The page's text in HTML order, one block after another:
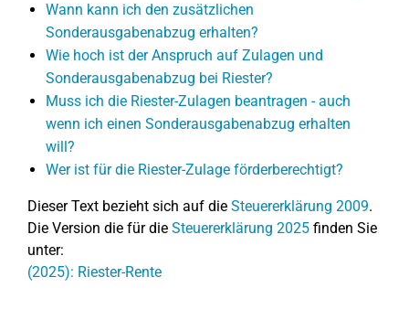
Wann kann ich den zusätzlichen
Sonderausgabenabzug erhalten?
Wie hoch ist der Anspruch auf Zulagen und
Sonderausgabenabzug bei Riester?
Muss ich die Riester-Zulagen beantragen - auch
wenn ich einen Sonderausgabenabzug erhalten
will?
Wer ist für die Riester-Zulage förderberechtigt?
Dieser Text bezieht sich auf die Steuererklärung 2009.
Die Version die für die Steuererklärung 2025 finden Sie
unter:
(2025): Riester-Rente